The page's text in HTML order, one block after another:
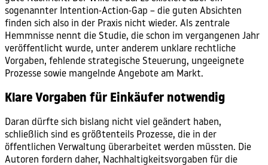
sogenannter Intention-Action-Gap – die guten Absichten
finden sich also in der Praxis nicht wieder. Als zentrale
Hemmnisse nennt die Studie, die schon im vergangenen Jahr
veröffentlicht wurde, unter anderem unklare rechtliche
Vorgaben, fehlende strategische Steuerung, ungeeignete
Prozesse sowie mangelnde Angebote am Markt.
Klare Vorgaben für Einkäufer notwendig
Daran dürfte sich bislang nicht viel geändert haben,
schließlich sind es größtenteils Prozesse, die in der
öffentlichen Verwaltung überarbeitet werden müssten. Die
Autoren fordern daher, Nachhaltigkeitsvorgaben für die